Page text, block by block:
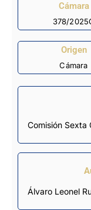
Cámara
378/
Origen
Cámara
Comisión Sexta
Álvaro Leonel